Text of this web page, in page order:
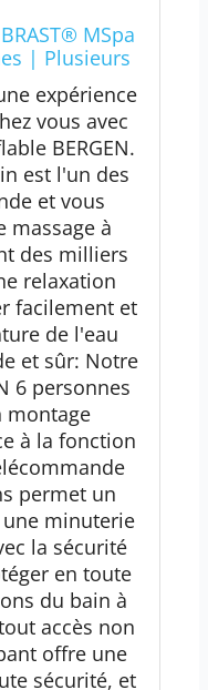
MSpa
| Plusieurs
extérieure
| jusqu'à 144
expérience
vous avec
BERGEN.
est l'un des
et vous
massage à
des milliers
relaxation
facilement et
de l'eau
et sûr: Notre
6 personnes
montage
à la fonction
permet un
minuterie
la sécurité
en toute
du bain à
accès non
offre une
sécurité, et